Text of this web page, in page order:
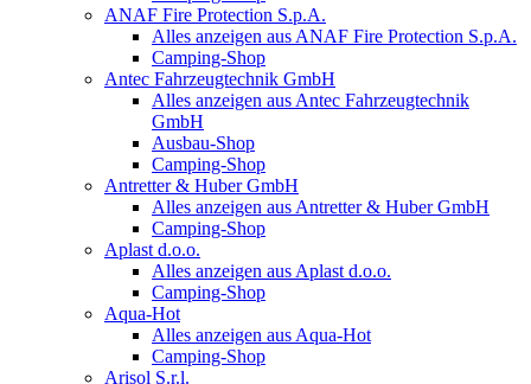
ANAF Fire Protection S.p.A.
Alles anzeigen aus ANAF Fire Protection S.p.A.
Camping-Shop
Antec Fahrzeugtechnik GmbH
Alles anzeigen aus Antec Fahrzeugtechnik
GmbH
Ausbau-Shop
Camping-Shop
Antretter & Huber GmbH
Alles anzeigen aus Antretter & Huber GmbH
Camping-Shop
Aplast d.o.o.
Alles anzeigen aus Aplast d.o.o.
Camping-Shop
Aqua-Hot
Alles anzeigen aus Aqua-Hot
Camping-Shop
Arisol S.r.l.